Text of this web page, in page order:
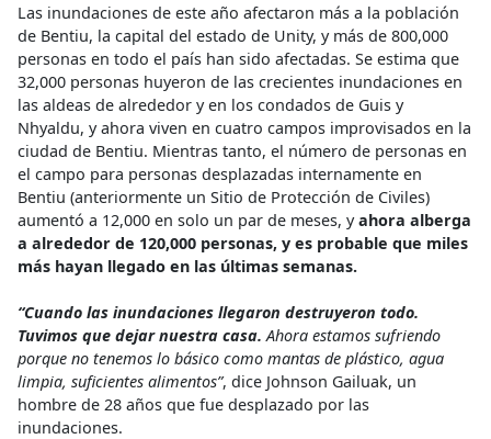
Las inundaciones de este año afectaron más a la población
de Bentiu, la capital del estado de Unity, y más de 800,000
personas en todo el país han sido afectadas. Se estima que
32,000 personas huyeron de las crecientes inundaciones en
las aldeas de alrededor y en los condados de Guis y
Nhyaldu, y ahora viven en cuatro campos improvisados en la
ciudad de Bentiu. Mientras tanto, el número de personas en
el campo para personas desplazadas internamente en
Bentiu (anteriormente un Sitio de Protección de Civiles)
aumentó a 12,000 en solo un par de meses, yahora alberga
a alrededor de 120,000 personas, y es probable que miles
más hayan llegado en las últimas semanas.
“Cuando las inundaciones llegaron destruyeron todo.
Tuvimos que dejar nuestra casa. Ahora estamos sufriendo
porque no tenemos lo básico como mantas de plástico, agua
limpia, suficientes alimentos”, dice Johnson Gailuak, un
hombre de 28 años que fue desplazado por las
inundaciones.